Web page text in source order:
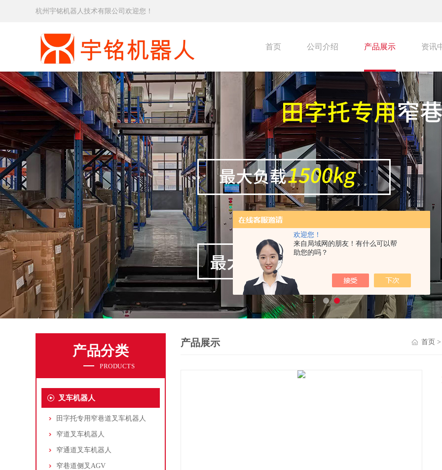
欢迎您！
来自局域网的朋友！有什么可以帮
助您的吗？
杭州宇铭机器人技术有限公司欢迎您！
首页 公司介绍 产品展示 资讯
产品分类
PRODUCTS
叉车机器人
田字托专用窄巷道叉车机器人
窄道叉车机器人
窄通道叉车机器人
窄巷道侧叉AGV
产品展示 首页 >